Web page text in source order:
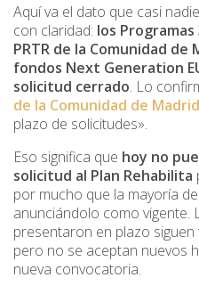
Aquí va el dato que casi
con claridad: los Programas
PRTR de la Comunidad
fondos Next Generation
solicitud cerrado. Lo
de la Comunidad de Madrid
plazo de solicitudes».
Eso significa que hoy no
solicitud al Plan Rehabilita
por mucho que la mayoría
anunciándolo como vigente.
presentaron en plazo
pero no se aceptan nuevos
nueva convocatoria.